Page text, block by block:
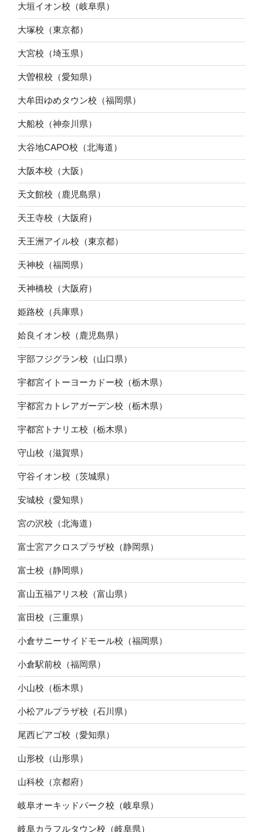
大垣イオン校（岐阜県）
大塚校（東京都）
大宮校（埼玉県）
大曽根校（愛知県）
大牟田ゆめタウン校（福岡県）
大船校（神奈川県）
大谷地CAPO校（北海道）
大阪本校（大阪）
天文館校（鹿児島県）
天王寺校（大阪府）
天王洲アイル校（東京都）
天神校（福岡県）
天神橋校（大阪府）
姫路校（兵庫県）
姶良イオン校（鹿児島県）
宇部フジグラン校（山口県）
宇都宮イトーヨーカドー校（栃木県）
宇都宮カトレアガーデン校（栃木県）
宇都宮トナリエ校（栃木県）
守山校（滋賀県）
守谷イオン校（茨城県）
安城校（愛知県）
宮の沢校（北海道）
富士宮アクロスプラザ校（静岡県）
富士校（静岡県）
富山五福アリス校（富山県）
富田校（三重県）
小倉サニーサイドモール校（福岡県）
小倉駅前校（福岡県）
小山校（栃木県）
小松アルプラザ校（石川県）
尾西ピアゴ校（愛知県）
山形校（山形県）
山科校（京都府）
岐阜オーキッドパーク校（岐阜県）
岐阜カラフルタウン校（岐阜県）